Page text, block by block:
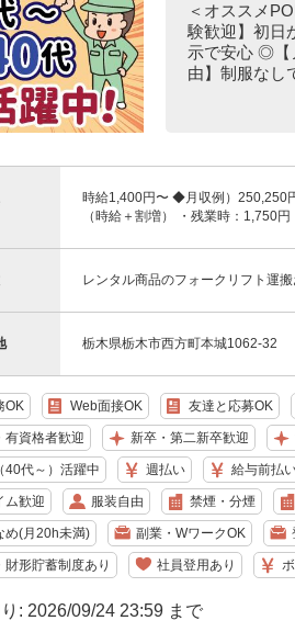
＜オススメ
験歓迎】初日
示で安心 ◎【
由】制服なし
時給1,400円〜 ◆月収例）250,250
（時給＋割増） ・残業時：1,750円
レンタル商品のフォークリフト運
栃木県栃木市西方町本城1062-32
OK Web面接OK 友達と応募OK
有資格者歓迎 新卒・第二新卒歓迎
40代～）活躍中 週払い 給与前払
ム歓迎 服装自由 禁煙・分煙
め(月20h未満) 副業・WワークOK
財形貯蓄制度あり 社員登用あり
: 2026/09/24 23:59 まで